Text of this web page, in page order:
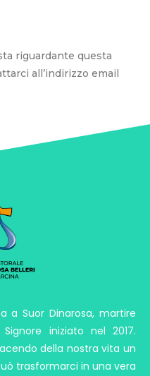
riguardante questa
all’indirizzo email
a Suor Dinarosa, martire
iniziato nel 2017.
della nostra vita un
trasformarci in una vera